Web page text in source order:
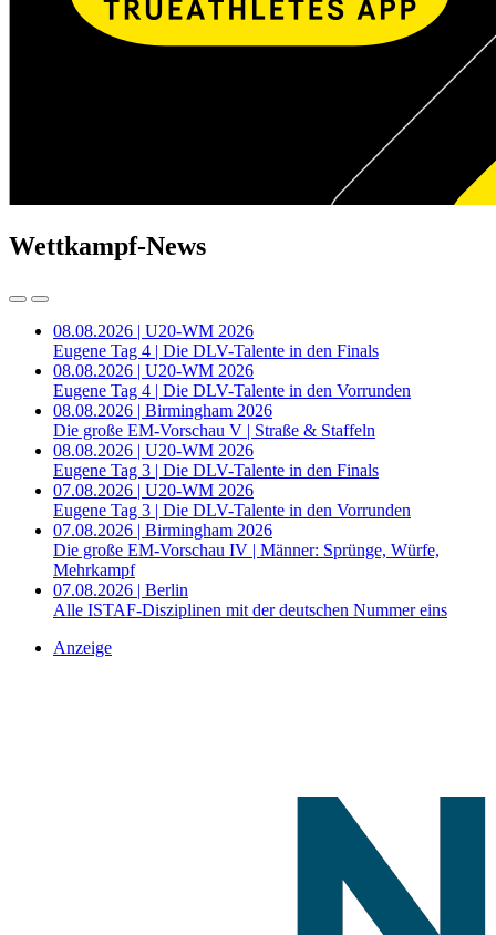
Wettkampf-News
08.08.2026 | U20-WM 2026
Eugene Tag 4 | Die DLV-Talente in den Finals
08.08.2026 | U20-WM 2026
Eugene Tag 4 | Die DLV-Talente in den Vorrunden
08.08.2026 | Birmingham 2026
Die große EM-Vorschau V | Straße & Staffeln
08.08.2026 | U20-WM 2026
Eugene Tag 3 | Die DLV-Talente in den Finals
07.08.2026 | U20-WM 2026
Eugene Tag 3 | Die DLV-Talente in den Vorrunden
07.08.2026 | Birmingham 2026
Die große EM-Vorschau IV | Männer: Sprünge, Würfe,
Mehrkampf
07.08.2026 | Berlin
Alle ISTAF-Disziplinen mit der deutschen Nummer eins
Anzeige